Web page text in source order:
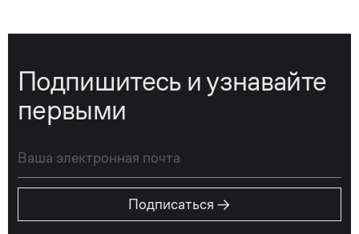
Подпишитесь и узнавайте
первыми
Подписаться →